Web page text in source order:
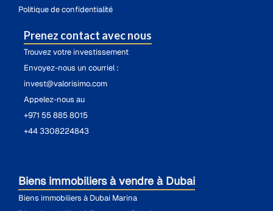
Politique de confidentialité
Prenez contact avec nous
Trouvez votre investissement
Envoyez-nous un courriel :
invest@valorisimo.com
Appelez-nous au
+971 55 885 8015
+44 3308224843
Biens immobiliers à vendre à Dubai
Biens immobiliers à Dubai Marina